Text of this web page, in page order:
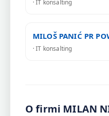
· IT konsalting
MILOŠ PANIĆ PR
· IT konsalting
O firmi MILAN